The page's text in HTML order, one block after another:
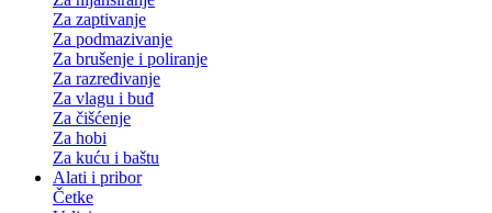
Za zaptivanje
Za podmazivanje
Za brušenje i poliranje
Za razređivanje
Za vlagu i buđ
Za čišćenje
Za hobi
Za kuću i baštu
Alati i pribor
Četke